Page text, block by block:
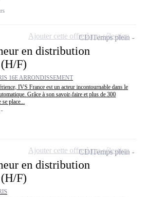
en distribution
F)
16E ARRONDISSEMENT
IVS France est un acteur incontournable dans le
Grâce à son savoir-faire et plus de 300
place...
CDITemps plein
Ajouter cette offre à ma sélection
en distribution
F)
CDITemps plein
Ajouter cette offre à ma sélection